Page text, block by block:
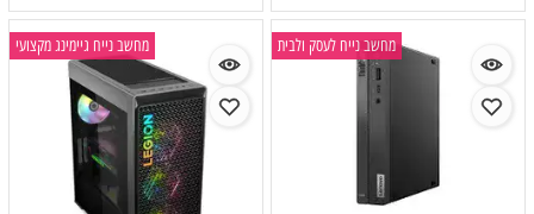
מחשב נייח לעסק ולבית מחשב נייח גיימינג מקצועי